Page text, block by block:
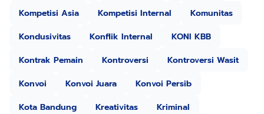
Kompetisi Asia
Kompetisi Internal
Komunitas
Kondusivitas
Konflik Internal
KONI KBB
Kontrak Pemain
Kontroversi
Kontroversi Wasit
Konvoi
Konvoi Juara
Konvoi Persib
Kota Bandung
Kreativitas
Kriminal